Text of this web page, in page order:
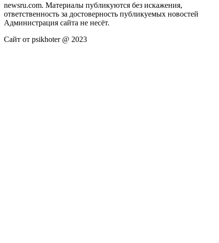
newsru.com. Материалы публикуются без искажения,
ответственность за достоверность публикуемых новостей
Администрация сайта не несёт.
Сайт от psikhoter @ 2023